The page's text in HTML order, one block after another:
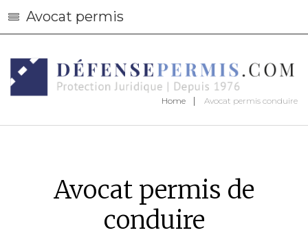
Avocat permis
Home Avocat permis conduire
Avocat permis de
conduire